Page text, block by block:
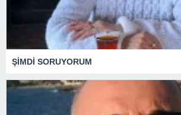
ŞİMDİ SORUYORUM